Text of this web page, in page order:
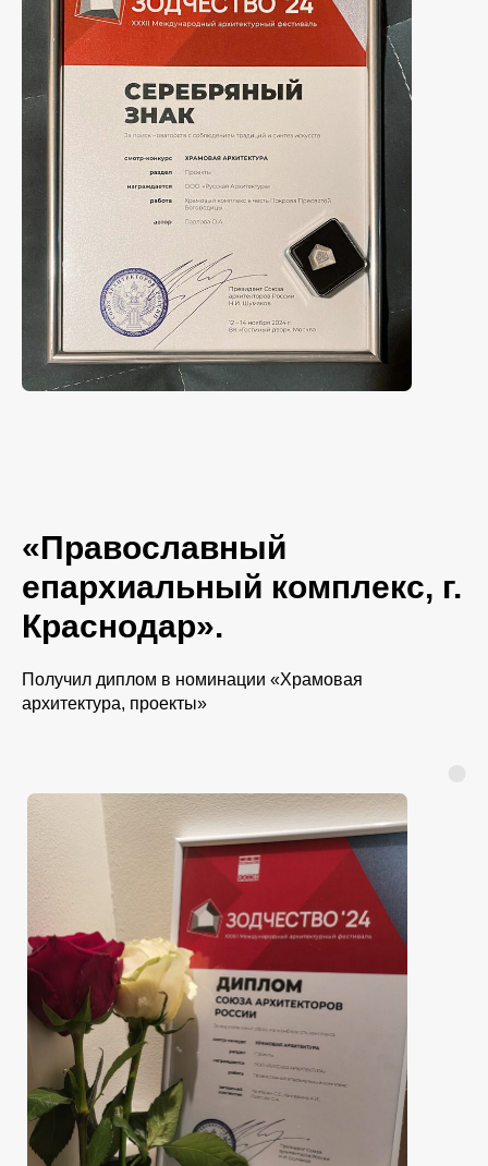
«Православный
епархиальный комплекс, г.
Краснодар».
Получил диплом в номинации «Храмовая
архитектура, проекты»